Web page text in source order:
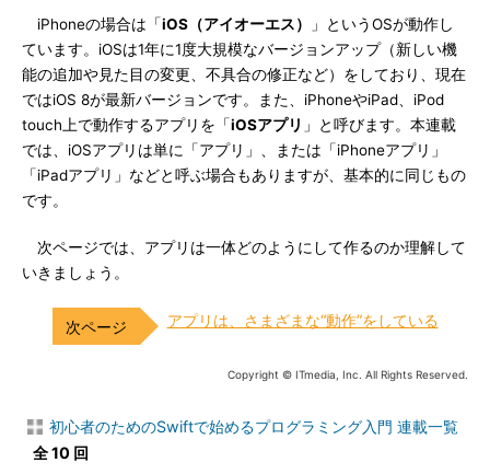
iPhoneの場合は「iOS（アイオーエス）
」というOSが動作し
ています。iOSは1年に1度大規模なバージョンアップ（新しい機
能の追加や見た目の変更、不具合の修正など）をしており、現在
ではiOS 8が最新バージョンです。また、iPhoneやiPad、iPod
touch上で動作するアプリを「iOSアプリ 」と呼びます。本連載
では、iOSアプリは単に「アプリ」、または「iPhoneアプリ」
「iPadアプリ」などと呼ぶ場合もありますが、基本的に同じもの
です。
次ページでは、アプリは一体どのようにして作るのか理解して
いきましょう。
アプリは、さまざまな“動作”をしている
Copyright © ITmedia, Inc. All Rights Reserved.
初心者のためのSwiftで始めるプログラミング入門 連載一覧
全 10 回